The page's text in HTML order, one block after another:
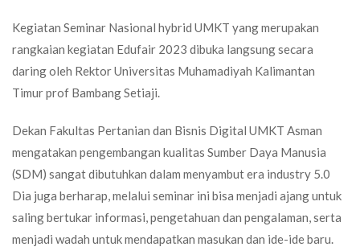
Kegiatan Seminar Nasional hybrid UMKT yang merupakan
rangkaian kegiatan Edufair 2023 dibuka langsung secara
daring oleh Rektor Universitas Muhamadiyah Kalimantan
Timur prof Bambang Setiaji.
Dekan Fakultas Pertanian dan Bisnis Digital UMKT Asman
mengatakan pengembangan kualitas Sumber Daya Manusia
(SDM) sangat dibutuhkan dalam menyambut era industry 5.0
Dia juga berharap, melalui seminar ini bisa menjadi ajang untuk
saling bertukar informasi, pengetahuan dan pengalaman, serta
menjadi wadah untuk mendapatkan masukan dan ide-ide baru.